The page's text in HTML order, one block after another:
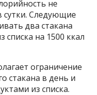
не
сутки. Следующие
два стакана
списка на 1500 ккал
ограничение
стакана в день и
из списка.